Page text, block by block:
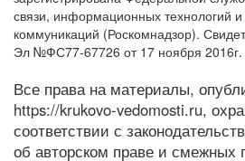
связи, информационных технологий
коммуникаций (Роскомнадзор).
Эл №ФС77-67726 от 17 ноября 2016г.
Все права на материалы,
https://krukovo-vedomosti.ru,
соответствии с
об авторском праве и смежных